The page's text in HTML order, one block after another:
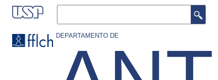
Pular
para
conteúdo
DEPARTAMENTO DE